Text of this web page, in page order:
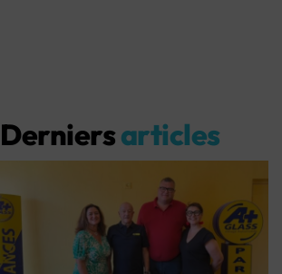
Derniersarticles